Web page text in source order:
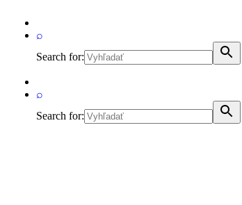
⌕
Search for:
⌕
Search for: